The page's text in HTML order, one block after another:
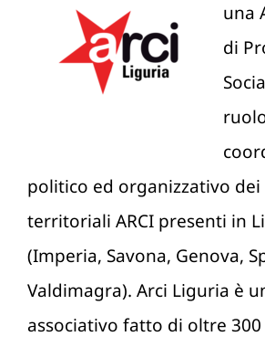
una
di
politico ed organizzativo
territoriali ARCI presenti in
(Imperia, Savona, Genova,
Valdimagra). Arci Liguria è
associativo fatto di oltre